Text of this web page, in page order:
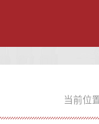
当前位